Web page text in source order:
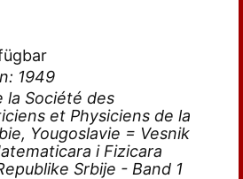
1949
la Société des
et Physiciens de la
Yougoslavie = Vesnik
i Fizicara
Srbije - Band 1